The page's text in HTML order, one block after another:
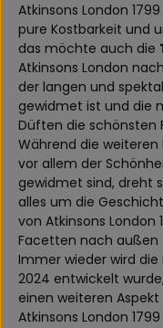
Atkinsons London
pure Kostbarkeit und
das möchte auch die
Atkinsons London
der langen und
gewidmet ist und die
Düften die schönsten
Während die weiteren
vor allem der
gewidmet sind, dreht
alles um die
von Atkinsons London
Facetten nach außen
Immer wieder wird
2024 entwickelt
einen weiteren
Atkinsons London